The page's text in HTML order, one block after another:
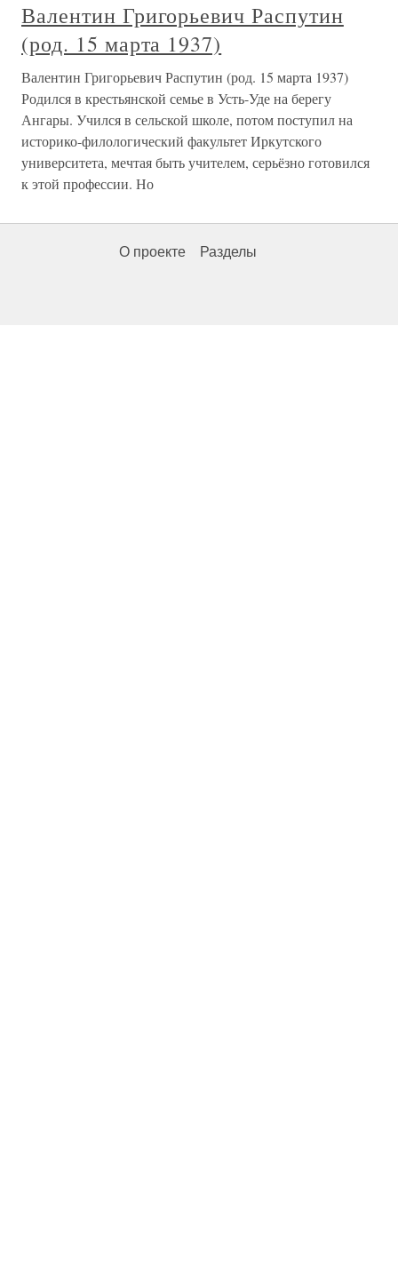
Валентин Григорьевич Распутин
(род. 15 марта 1937)
Валентин Григорьевич Распутин (род. 15 марта 1937)
Родился в крестьянской семье в Усть-Уде на берегу
Ангары. Учился в сельской школе, потом поступил на
историко-филологический факультет Иркутского
университета, мечтая быть учителем, серьёзно готовился
к этой профессии. Но
О проекте Разделы